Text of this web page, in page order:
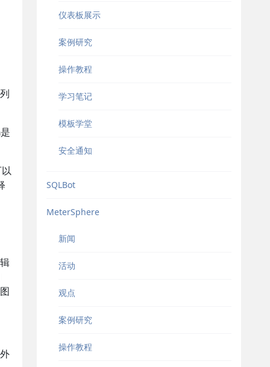
仪表板展示
案例研究
操作教程
学习笔记
模板学堂
安全通知
SQLBot
MeterSphere
新闻
活动
观点
案例研究
操作教程